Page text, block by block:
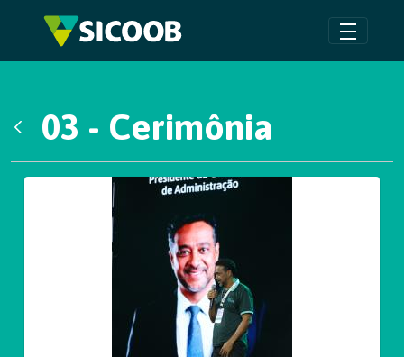
Pular para o Conteúdo principal
03 - Cerimônia
Galeria de Mídias